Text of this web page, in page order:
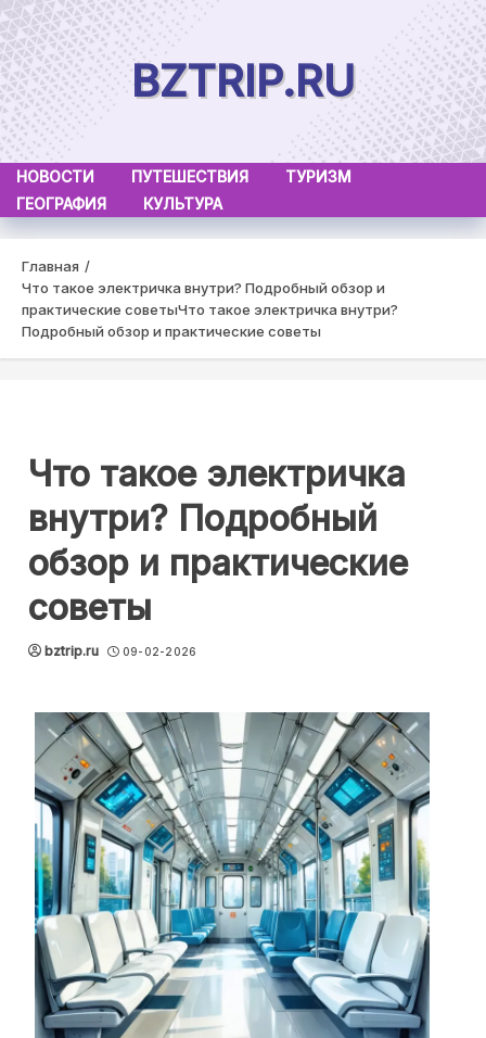
Skip
to
content
BZTRIP.RU
НОВОСТИ ПУТЕШЕСТВИЯ
ТУРИЗМ
ГЕОГРАФИЯ
КУЛЬТУРА
Главная
Что такое электричка внутри? Подробный обзор и
практические советыЧто такое электричка внутри?
Подробный обзор и практические советы
Что такое электричка
внутри? Подробный
обзор и практические
советы
bztrip.ru 09-02-2026